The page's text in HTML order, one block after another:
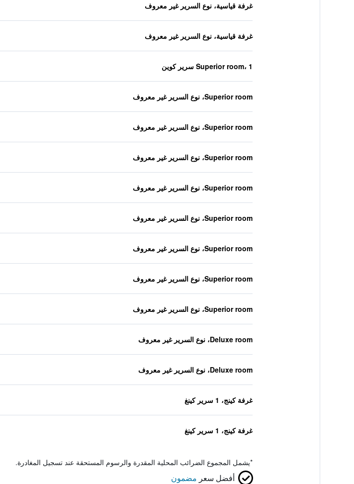
غرفة قياسية، نوع السرير غير معروف
غرفة قياسية، نوع السرير غير معروف
Superior room، 1 سرير كوين
Superior room، نوع السرير غير معروف
Superior room، نوع السرير غير معروف
Superior room، نوع السرير غير معروف
Superior room، نوع السرير غير معروف
Superior room، نوع السرير غير معروف
Superior room، نوع السرير غير معروف
Superior room، نوع السرير غير معروف
Superior room، نوع السرير غير معروف
Deluxe room، نوع السرير غير معروف
Deluxe room، نوع السرير غير معروف
غرفة كينج، 1 سرير كينغ
غرفة كينج، 1 سرير كينغ
*يشمل المجموع الضرائب المحلية المقدرة والرسوم المستحقة عند تسجيل المغادرة.
أفضل سعر مضمون